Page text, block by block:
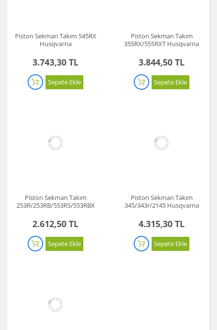
Piston Sekman Takım 545RX
Husqvarna
3.743,30 TL
Sepete Ekle
Piston Sekman Takım
355RX/555RXT Husqvarna
3.844,50 TL
Sepete Ekle
Piston Sekman Takım
253R/253RB/553RS/553RBX
2.612,50 TL
Sepete Ekle
Piston Sekman Takım
345/343r/2145 Husqvarna
4.315,30 TL
Sepete Ekle